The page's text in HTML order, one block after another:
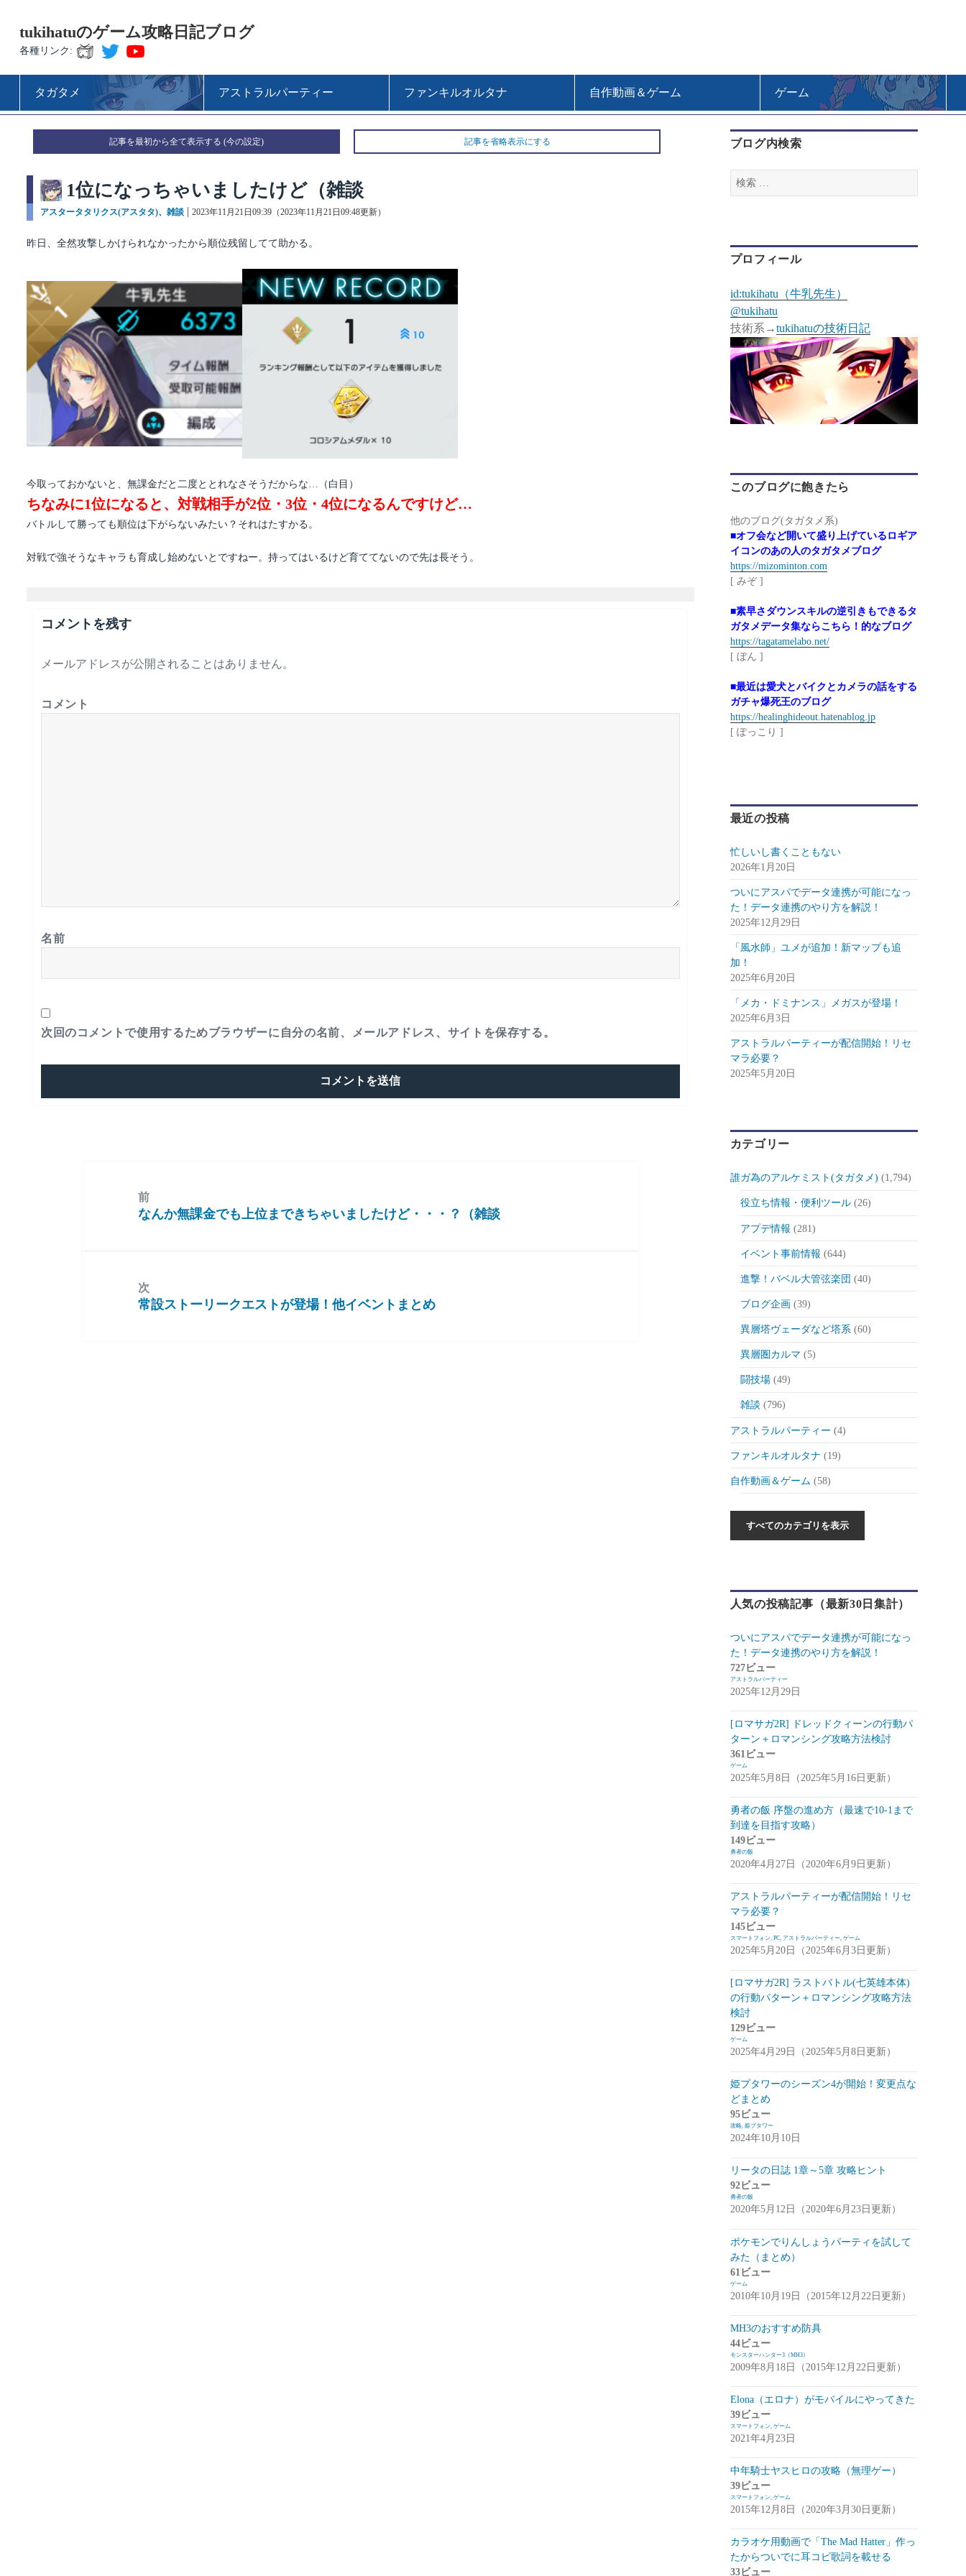
tukihatuのゲーム攻略日記ブログ
各種リンク:
タガタメ アストラルパーティー ファンキルオルタナ 自作動画＆ゲーム ゲーム
記事を最初から全て表示する 記事を省略表示にする
1位になっちゃいましたけど（雑談
カ
ゴ
アスタータタリクス(アスタタ)、 雑談
投
日:
2023年11月21日09:39（2023年11月21日09:48更新）
昨日、全然攻撃しかけられなかったから順位残留してて助かる。
今取っておかないと、無課金だと二度ととれなさそうだからな…（白目）
ちなみに1位になると、対戦相手が2位・3位・4位になるんですけど…
バトルして勝っても順位は下がらないみたい？それはたすかる。
対戦で強そうなキャラも育成し始めないとですねー。持ってはいるけど育ててないので先は長そう。
コメントを残す
メールアドレスが公開されることはありません。
コメント
名前
次回のコメントで使用するためブラウザーに自分の名前、メールアドレス、サイトを保存する。
前
前
稿:
なんか無課金でも上位まできちゃいましたけど・・・？（雑談
次
次
常設ストーリークエストが登場！他イベントまとめ
ブログ内検索
検
索
プロフィール
id:tukihatu（牛乳先生）
@tukihatu
技術系→tukihatuの技術日記
このブログに飽きたら
他のブログ(タガタメ系)
■オフ会など開いて盛り上げているロギア
イコンのあの人のタガタメブログ
https://mizominton.com
[ みぞ ]
■素早さダウンスキルの逆引きもできるタ
ガタメデータ集ならこちら！的なブログ
https://tagatamelabo.net/
[ ぼん ]
■最近は愛犬とバイクとカメラの話をする
ガチャ爆死王のブログ
https://healinghideout.hatenablog.jp
[ ぽっこり ]
最近の投稿
忙しいし書くこともない
2026年1月20日
ついにアスパでデータ連携が可能になっ
た！データ連携のやり方を解説！
2025年12月29日
「風水師」ユメが追加！新マップも追
加！
2025年6月20日
「メカ・ドミナンス」メガスが登場！
2025年6月3日
アストラルパーティーが配信開始！リセ
マラ必要？
2025年5月20日
カテゴリー
誰ガ為のアルケミスト(タガタメ) (1,794)
役立ち情報・便利ツール(26)
アプデ情報 (281)
イベント事前情報 (644)
進撃！バベル大管弦楽団 (40)
ブログ企画 (39)
異層塔ヴェーダなど塔系(60)
異層圏カルマ (5)
闘技場(49)
雑談 (796)
アストラルパーティー (4)
ファンキルオルタナ (19)
自作動画＆ゲーム (58)
自作ゲーム紹介 (6)
ゲーム(175)
スマートフォン(94)
PC (7)
お知らせ(6)
コンパイル (9)
姫プタワー
攻略 (9)
雑談・感想(2)
リーグ・オブ・ワンダーランド(リグワ
ン)(20)
攻略 (14)
雑談(14)
崩落のCARNEADES(ホウカル)(15)
Zold:Out~鍛冶屋の物語(ゾルカジ) (13)
攻略情報 (5)
雑談(7)
拡張少女系トライナリー(トライナリー)
勇者の飯 (14)
ボーダーブレイク
アスタータタリクス(アスタタ)
イベント事前情報(16)
攻略情報
サクライグノラムス(サクムス)(2)
アプデ・イベント情報
雑談(1)
メビウスファイナルファンタジー(メビウ
スFF) (157)
ジョブステータス
カオスの魔窟
テイルズウィーバー：SecondRun(TWSR)
(10)
雑談
人気の投稿記事（最新30日集計）
ついにアスパでデータ連携が可能になっ
た！データ連携のやり方を解説！
727ビュー
アストラルパーティー
2025年12月29日
[ロマサガ2R] ドレッドクィーンの行動パ
ターン＋ロマンシング攻略方法検討
361ビュー
ゲーム
2025年5月8日（2025年5月16日更新）
勇者の飯 序盤の進め方（最速で10-1まで
到達を目指す攻略）
149ビュー
勇者の飯
2020年4月27日（2020年6月9日更新）
アストラルパーティーが配信開始！リセ
マラ必要？
145ビュー
スマートフォン, PC, アストラルパーティー, ゲーム
2025年5月20日（2025年6月3日更新）
[ロマサガ2R] ラストバトル(七英雄本体)
の行動パターン＋ロマンシング攻略方法
検討
129ビュー
ゲーム
2025年4月29日（2025年5月8日更新）
姫プタワーのシーズン4が開始！変更点な
どまとめ
95ビュー
攻略, 姫プタワー
2024年10月10日
リータの日誌 1章～5章 攻略ヒント
92ビュー
勇者の飯
2020年5月12日（2020年6月23日更新）
ポケモンでりんしょうパーティを試して
みた（まとめ）
61ビュー
ゲーム
2010年10月19日（2015年12月22日更新）
MH3のおすすめ防具
44ビュー
モンスターハンター3（MH3）
2009年8月18日（2015年12月22日更新）
Elona（エロナ）がモバイルにやってきた
39ビュー
スマートフォン, ゲーム
2021年4月23日
中年騎士ヤスヒロの攻略（無理ゲー）
39ビュー
スマートフォン, ゲーム
2015年12月8日（2020年3月30日更新）
カラオケ用動画で「The Mad Hatter」作っ
たからついでに耳コピ歌詞を載せる
33ビュー